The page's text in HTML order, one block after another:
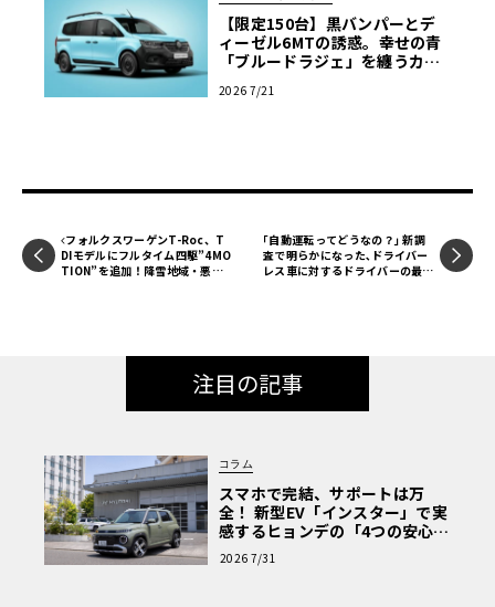
【限定150台】黒バンパーとデ
ィーゼル6MTの誘惑。幸せの青
「ブルードラジェ」を纏うカン
2026 7/21
フォルクスワーゲンT-Roc、T
DIモデルにフルタイム四駆”4MO
TION”を追加！降雪地域・悪天
｢自動運転ってどうなの？｣ 新調
査で明らかになった､ドライバー
レス車に対するドライバーの最大
注目の記事
コラム
スマホで完結、サポートは万
全！ 新型EV「インスター」で実
感するヒョンデの「4つの安心」
【第1回・ヒョンデ6つの疑問：
Why? Hyundai?】〈PR〉
2026 7/31